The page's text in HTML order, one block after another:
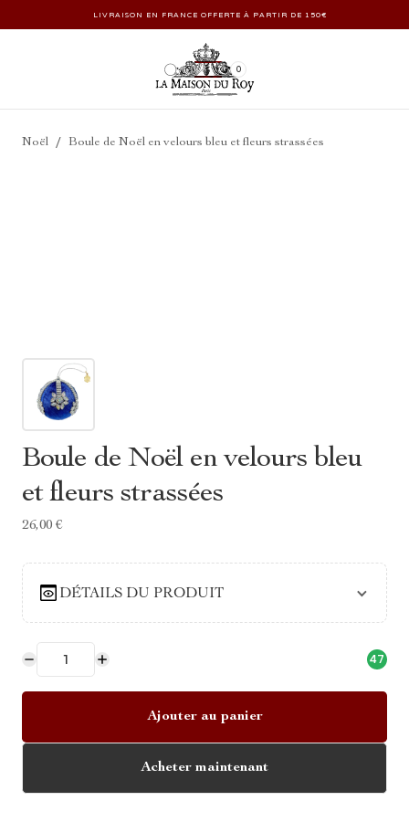
LIVRAISON EN FRANCE OFFERTE À PARTIR DE 150€
0
Noël / Boule de Noël en velours bleu et fleurs strassées
Boule de Noël en velours bleu
et fleurs strassées
26,00 €
DÉTAILS DU PRODUIT
47
Ajouter au panier
Acheter maintenant